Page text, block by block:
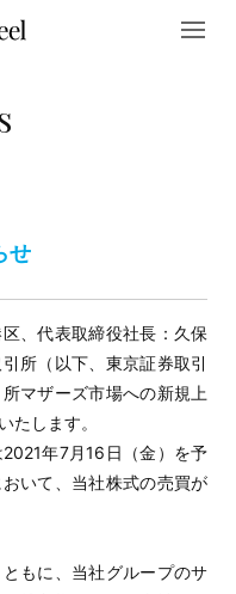
せ
、代表取締役社長：久保
所（以下、東京証券取引
マザーズ市場への新規上
たします。
年7月16日（金）を予
いて、当社株式の売買が
もに、当社グループのサ